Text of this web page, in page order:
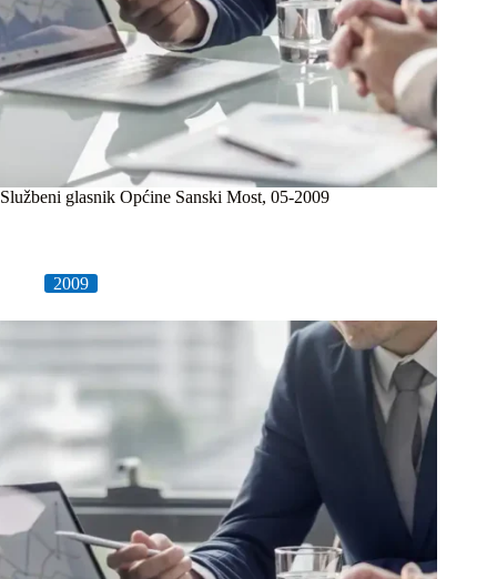
Službeni glasnik Općine Sanski Most, 05-2009
2009